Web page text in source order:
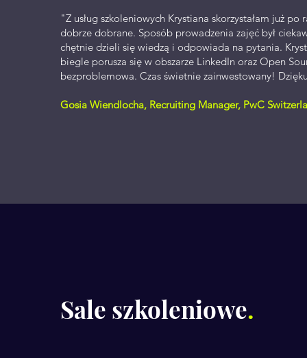
"Z usług szkoleniowych Krystiana skorzystałam już
dobrze dobrane. Sposób prowadzenia zajęć był
chętnie dzieli się wiedzą i odpowiada na pytania.
biegle porusza się w obszarze LinkedIn oraz Open
bezproblemowa. Czas świetnie zainwestowany!
Gosia Wiendlocha, Recruiting Manager, PwC
Sale szkoleniowe.